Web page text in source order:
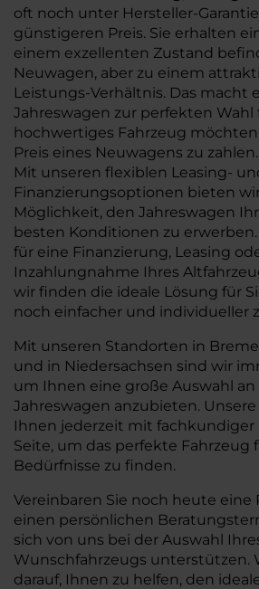
oft noch unter Hersteller-
günstigeren Preis. Sie erhalten
einem exzellenten Zustand
Neuwagen, aber zu einem
Leistungs-Verhältnis. Das macht
Jahreswagen zur perfekten Wahl
hochwertiges Fahrzeug
Preis eines Neuwagens zu zahlen.
Mit unseren flexiblen Leasing-
Finanzierungsoptionen bieten
Möglichkeit, den Jahreswagen
besten Konditionen zu erwerben.
für eine Finanzierung, Leasing
Inzahlungnahme Ihres
wir finden die ideale Lösung für
noch einfacher und individueller
Mit unseren Standorten in
und in Niedersachsen sind wir
um Ihnen eine große Auswahl
Jahreswagen anzubieten.
Ihnen jederzeit mit fachkundiger
Seite, um das perfekte Fahrzeug
Bedürfnisse zu finden.
Vereinbaren Sie noch heute eine
einen persönlichen
sich von uns bei der Auswahl
Wunschfahrzeugs unterstützen.
darauf, Ihnen zu helfen, den